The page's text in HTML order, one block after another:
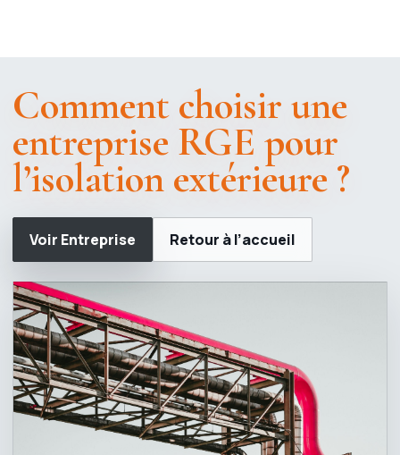
Comment choisir une
entreprise RGE pour
l’isolation extérieure ?
Voir Entreprise Retour à l’accueil